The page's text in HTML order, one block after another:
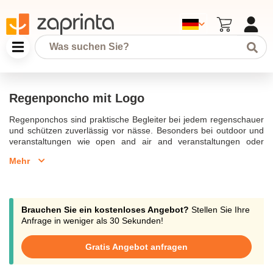
Regenponcho mit Logo
Regenponchos sind praktische Begleiter bei jedem regenschauer
und schützen zuverlässig vor nässe. Besonders bei outdoor und
veranstaltungen wie open and air and veranstaltungen oder
bieten eine große werbefläche, um Ihr firmenlogo oder eine
sichtbar zu machen. Regenponchos und regencapes können
individuell bedruckt und als bedruckte werbeartikel genutzt
werden. Ob als regenponcho als werbegeschenk oder als
sind nicht nur als regenschutz für outdoor and events oder
sportbegeisterte geeignet, sondern auch als wiederverwendbare
regenponchos für langfristige nutzung. Regenponchos bieten
Mehr
Brauchen Sie ein kostenloses Angebot? Stellen Sie Ihre
Anfrage in weniger als 30 Sekunden!
Gratis Angebot anfragen